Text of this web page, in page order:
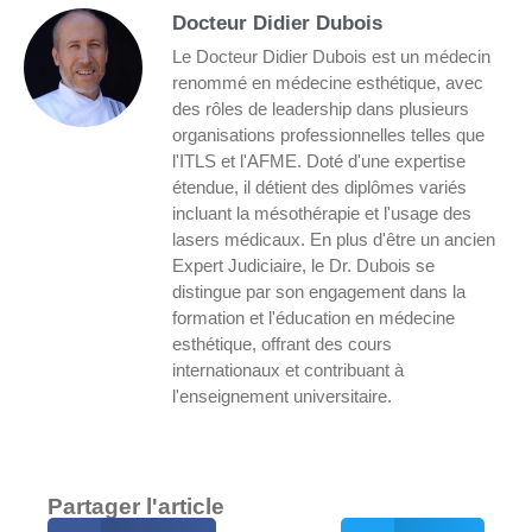
Docteur Didier Dubois
Le Docteur Didier Dubois est un médecin
renommé en médecine esthétique, avec
des rôles de leadership dans plusieurs
organisations professionnelles telles que
l'ITLS et l'AFME. Doté d'une expertise
étendue, il détient des diplômes variés
incluant la mésothérapie et l'usage des
lasers médicaux. En plus d'être un ancien
Expert Judiciaire, le Dr. Dubois se
distingue par son engagement dans la
formation et l'éducation en médecine
esthétique, offrant des cours
internationaux et contribuant à
l'enseignement universitaire.
Partager l'article